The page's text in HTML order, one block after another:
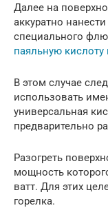
Далее на
аккуратно
специального
паяльную
В этом случае
использовать
универсальная
предварительно
Разогреть
мощность
ватт. Для этих
горелка.